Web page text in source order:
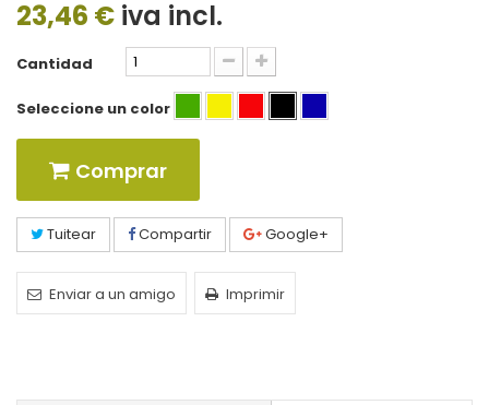
23,46 € iva incl.
Cantidad
Seleccione un color
Comprar
Tuitear Compartir Google+
Enviar a un amigo Imprimir